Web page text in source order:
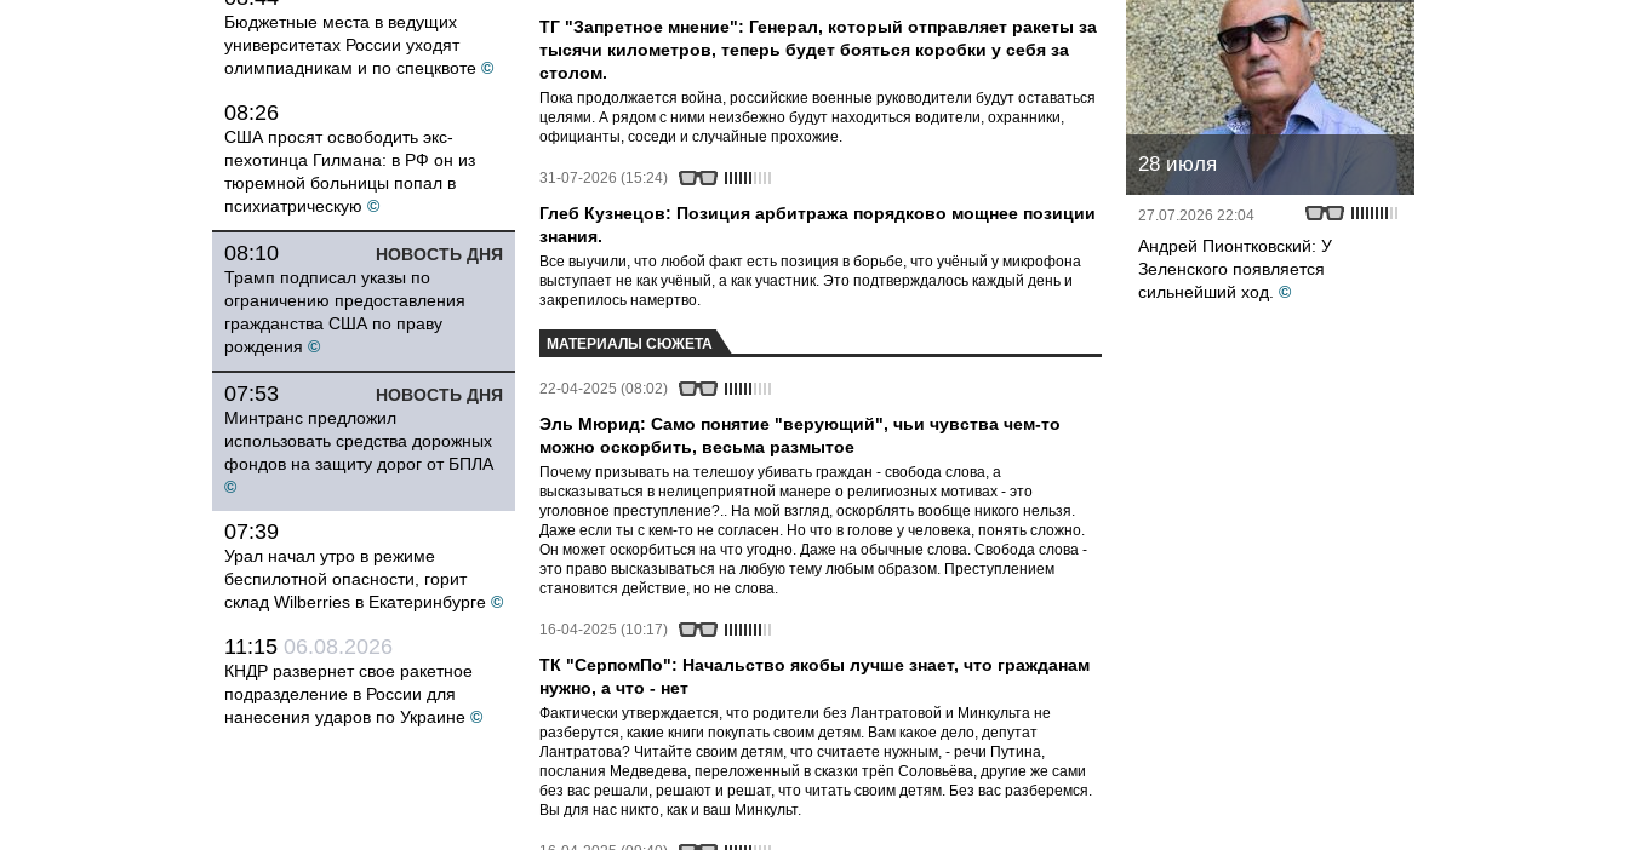
Бюджетные места в ведущих
университетах России уходят
олимпиадникам и по спецквоте ©
08:26
США просят освободить экс-
пехотинца Гилмана: в РФ он из
тюремной больницы попал в
психиатрическую ©
НОВОСТЬ ДНЯ
08:10
Трамп подписал указы по
ограничению предоставления
гражданства США по праву
рождения ©
НОВОСТЬ ДНЯ
07:53
Минтранс предложил
использовать средства дорожных
фондов на защиту дорог от БПЛА
©
07:39
Урал начал утро в режиме
беспилотной опасности, горит
склад Wilberries в Екатеринбурге ©
11:15 06.08.2026
КНДР развернет свое ракетное
подразделение в России для
нанесения ударов по Украине ©
ТГ "Запретное мнение": Генерал, который отправляет ракеты за
тысячи километров, теперь будет бояться коробки у себя за
столом.
Пока продолжается война, российские военные руководители будут оставаться
целями. А рядом с ними неизбежно будут находиться водители, охранники,
официанты, соседи и случайные прохожие.
31-07-2026 (15:24)
Глеб Кузнецов: Позиция арбитража порядково мощнее позиции
знания.
Все выучили, что любой факт есть позиция в борьбе, что учёный у микрофона
выступает не как учёный, а как участник. Это подтверждалось каждый день и
закрепилось намертво.
МАТЕРИАЛЫ СЮЖЕТА
22-04-2025 (08:02)
Эль Мюрид: Само понятие "верующий", чьи чувства чем-то
можно оскорбить, весьма размытое
Почему призывать на телешоу убивать граждан - свобода слова, а
высказываться в нелицеприятной манере о религиозных мотивах - это
уголовное преступление?.. На мой взгляд, оскорблять вообще никого нельзя.
Даже если ты с кем-то не согласен. Но что в голове у человека, понять сложно.
Он может оскорбиться на что угодно. Даже на обычные слова. Свобода слова -
это право высказываться на любую тему любым образом. Преступлением
становится действие, но не слова.
16-04-2025 (10:17)
ТК "СерпомПо": Начальство якобы лучше знает, что гражданам
нужно, а что - нет
Фактически утверждается, что родители без Лантратовой и Минкульта не
разберутся, какие книги покупать своим детям. Вам какое дело, депутат
Лантратова? Читайте своим детям, что считаете нужным, - речи Путина,
послания Медведева, переложенный в сказки трёп Соловьёва, другие же сами
без вас решали, решают и решат, что читать своим детям. Без вас разберемся.
Вы для нас никто, как и ваш Минкульт.
28 июля
27.07.2026 22:04
Андрей Пионтковский: У
Зеленского появляется
сильнейший ход. ©